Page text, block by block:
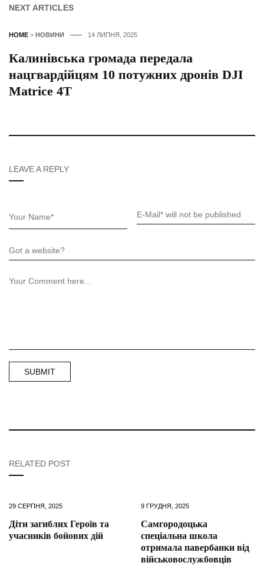
NEXT ARTICLES
HOME > НОВИНИ 14 ЛИПНЯ, 2025
Калинівська громада передала
нацгвардійцям 10 потужних дронів DJI
Matrice 4T
LEAVE A REPLY
RELATED POST
29 СЕРПНЯ, 2025
Діти загиблих Героїв та
учасників бойових дій
9 ГРУДНЯ, 2025
Самгородоцька
спеціальна школа
отримала павербанки від
військовослужбовців